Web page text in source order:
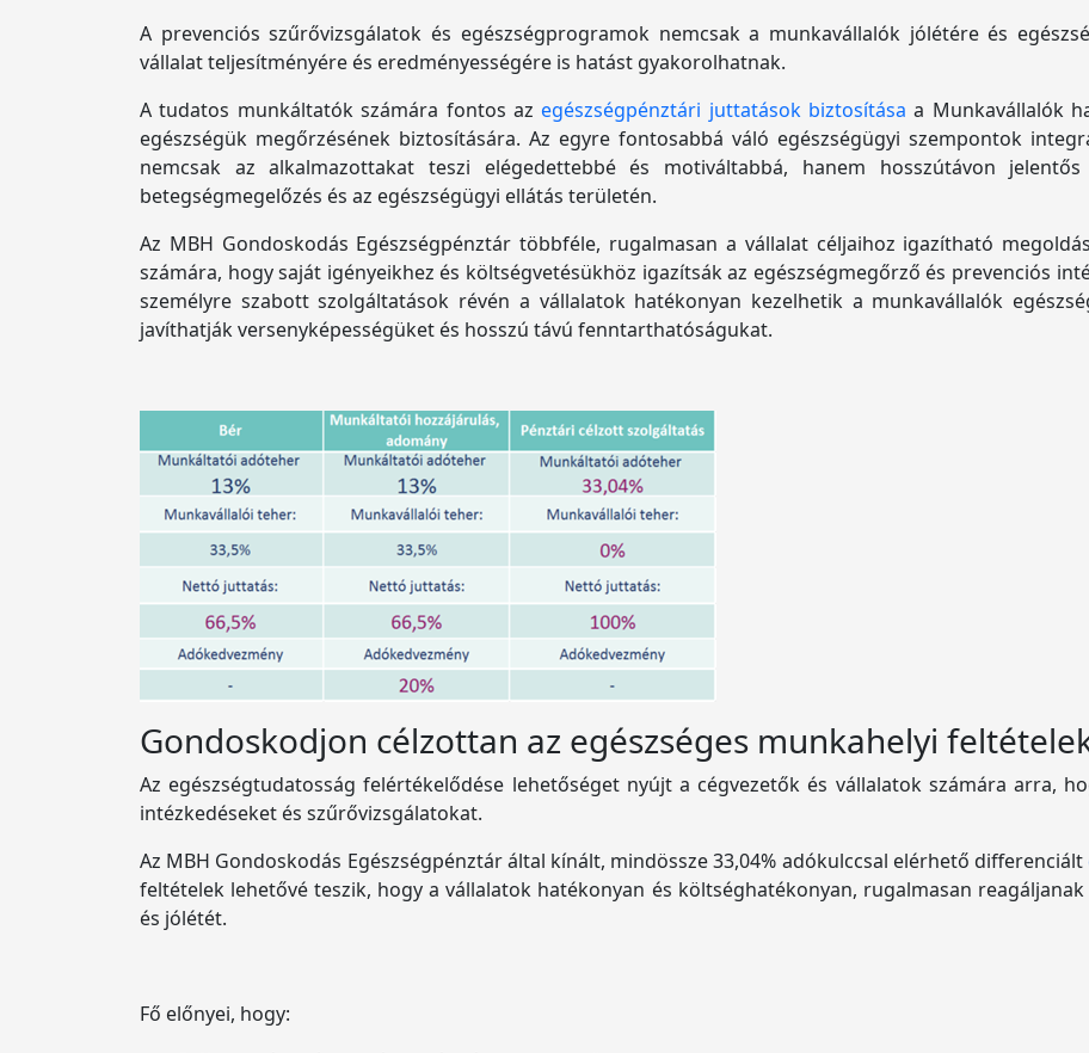
A prevenciós szűrővizsgálatok és egészségprogramok nemcsak a munkavállalók jólétére és
vállalat teljesítményére és eredményességére is hatást gyakorolhatnak.
A tudatos munkáltatók számára fontos azegészségpénztári juttatások biztosítása a Munkavállalók
egészségük megőrzésének biztosítására. Az egyre fontosabbá váló egészségügyi szempontok
nemcsak az alkalmazottakat teszi elégedettebbé és motiváltabbá, hanem hosszútávon
betegségmegelőzés és az egészségügyi ellátás területén.
Az MBH Gondoskodás Egészségpénztár többféle, rugalmasan a vállalat céljaihoz igazítható
számára, hogy saját igényeikhez és költségvetésükhöz igazítsák az egészségmegőrző és prevenciós
személyre szabott szolgáltatások révén a vállalatok hatékonyan kezelhetik a munkavállalók
javíthatják versenyképességüket és hosszú távú fenntarthatóságukat.
Gondoskodjon célzottan az egészséges munkahelyi
Az egészségtudatosság felértékelődése lehetőséget nyújt a cégvezetők és vállalatok számára arra,
intézkedéseket és szűrővizsgálatokat.
Az MBH Gondoskodás Egészségpénztár által kínált, mindössze 33,04% adókulccsal elérhető differenciált
feltételek lehetővé teszik, hogy a vállalatok hatékonyan és költséghatékonyan, rugalmasan
és jólétét.
Fő előnyei, hogy: